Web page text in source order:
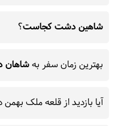
شاهین دشت کجاست؟
بهترین زمان سفر به
آیا بازدید از قلعه ملک